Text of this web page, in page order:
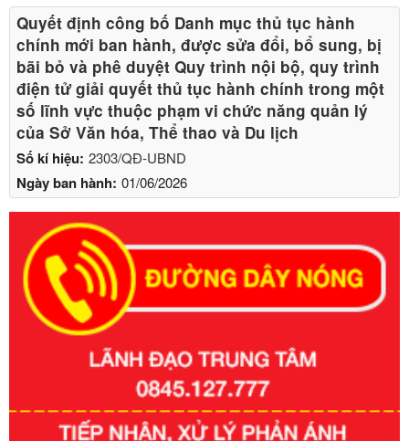
Số kí hiệu: 2303/QĐ-UBND
Ngày ban hành: 01/06/2026
Quyết định công bố Danh mục thủ tục hành
chính mới ban hành, được sửa đổi, bổ sung, bị
bãi bỏ và phê duyệt Quy trình nội bộ, quy trình
điện tử giải quyết thủ tục hành chính trong một
số lĩnh vực thuộc phạm vi chức năng quản lý
của Sở Văn hóa, Thể thao và Du lịch